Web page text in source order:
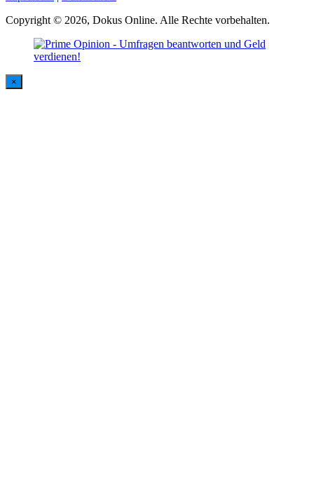
Copyright © 2026, Dokus Online. Alle Rechte vorbehalten.
×